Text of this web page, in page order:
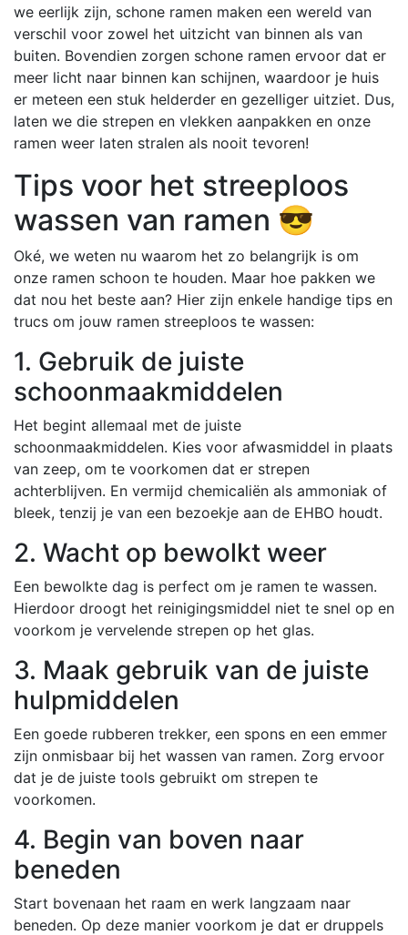
we eerlijk zijn, schone ramen maken een wereld van
verschil voor zowel het uitzicht van binnen als van
buiten. Bovendien zorgen schone ramen ervoor dat er
meer licht naar binnen kan schijnen, waardoor je huis
er meteen een stuk helderder en gezelliger uitziet. Dus,
laten we die strepen en vlekken aanpakken en onze
ramen weer laten stralen als nooit tevoren!
Tips voor het streeploos
wassen van ramen 😎
Oké, we weten nu waarom het zo belangrijk is om
onze ramen schoon te houden. Maar hoe pakken we
dat nou het beste aan? Hier zijn enkele handige tips en
trucs om jouw ramen streeploos te wassen:
1. Gebruik de juiste
schoonmaakmiddelen
Het begint allemaal met de juiste
schoonmaakmiddelen. Kies voor afwasmiddel in plaats
van zeep, om te voorkomen dat er strepen
achterblijven. En vermijd chemicaliën als ammoniak of
bleek, tenzij je van een bezoekje aan de EHBO houdt.
2. Wacht op bewolkt weer
Een bewolkte dag is perfect om je ramen te wassen.
Hierdoor droogt het reinigingsmiddel niet te snel op en
voorkom je vervelende strepen op het glas.
3. Maak gebruik van de juiste
hulpmiddelen
Een goede rubberen trekker, een spons en een emmer
zijn onmisbaar bij het wassen van ramen. Zorg ervoor
dat je de juiste tools gebruikt om strepen te
voorkomen.
4. Begin van boven naar
beneden
Start bovenaan het raam en werk langzaam naar
beneden. Op deze manier voorkom je dat er druppels